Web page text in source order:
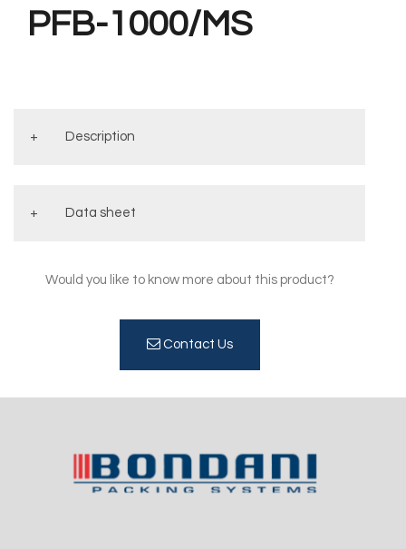
PFB-1000/MS
Description
Data sheet
Would you like to know more about this product?
Contact Us